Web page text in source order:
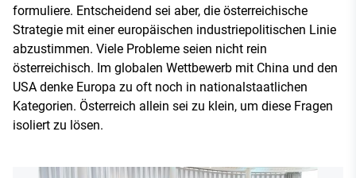
formuliere. Entscheidend sei aber, die österreichische
Strategie mit einer europäischen industriepolitischen Linie
abzustimmen. Viele Probleme seien nicht rein
österreichisch. Im globalen Wettbewerb mit China und den
USA denke Europa zu oft noch in nationalstaatlichen
Kategorien. Österreich allein sei zu klein, um diese Fragen
isoliert zu lösen.